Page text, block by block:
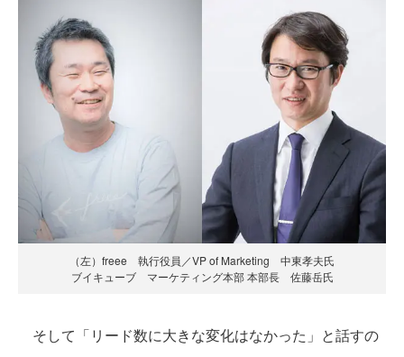
（左）freee 執行役員／VP of Marketing 中東孝夫氏
ブイキューブ マーケティング本部 本部長 佐藤岳氏
そして「リード数に大きな変化はなかった」と話すの